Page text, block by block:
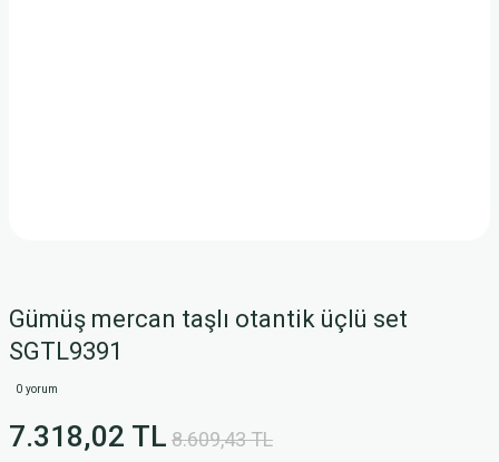
Gümüş mercan taşlı otantik üçlü set
SGTL9391
0 yorum
7.318,02 TL 8.609,43 TL